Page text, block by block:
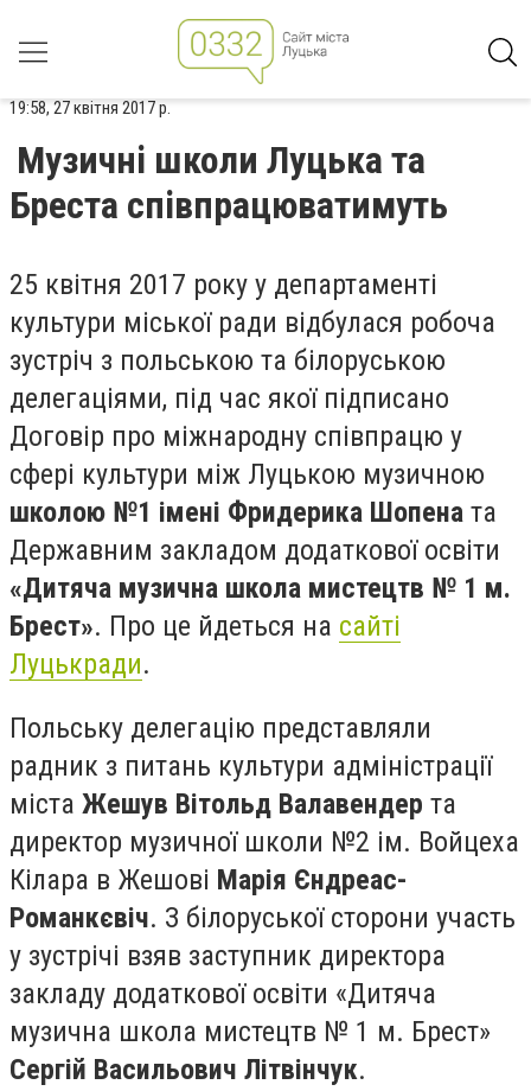
19:58, 27 квітня 2017 р.
Музичні школи Луцька та
Бреста співпрацюватимуть
25 квітня 2017 року у департаменті
культури міської ради відбулася робоча
зустріч з польською та білоруською
делегаціями, під час якої підписано
Договір про міжнародну співпрацю у
сфері культури між Луцькою музичною
школою №1 імені Фридерика Шопена та
Державним закладом додаткової освіти
«Дитяча музична школа мистецтв № 1 м.
Брест». Про це йдеться на сайті
Луцькради.
Польську делегацію представляли
радник з питань культури адміністрації
міста Жешув Вітольд Валавендер та
директор музичної школи №2 ім. Войцеха
Кілара в Жешові Марія Єндреас-
Романкєвіч. З білоруської сторони участь
у зустрічі взяв заступник директора
закладу додаткової освіти «Дитяча
музична школа мистецтв № 1 м. Брест»
Сергій Васильович Літвінчук.